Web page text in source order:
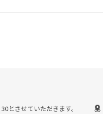
させていただきます。